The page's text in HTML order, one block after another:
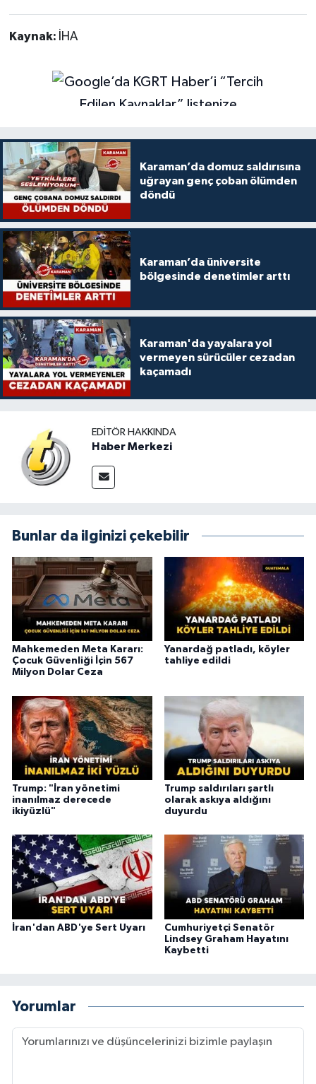
Kaynak: İHA
Karaman’da domuz saldırısına
uğrayan genç çoban ölümden
döndü
Karaman’da üniversite
bölgesinde denetimler arttı
Karaman'da yayalara yol
vermeyen sürücüler cezadan
kaçamadı
EDITÖR HAKKINDA
Haber Merkezi
Bunlar da ilginizi çekebilir
Mahkemeden Meta Kararı:
Çocuk Güvenliği İçin 567
Milyon Dolar Ceza
Yanardağ patladı, köyler
tahliye edildi
Trump: "İran yönetimi
inanılmaz derecede
ikiyüzlü"
Trump saldırıları şartlı
olarak askıya aldığını
duyurdu
İran'dan ABD'ye Sert Uyarı
Cumhuriyetçi Senatör
Lindsey Graham Hayatını
Kaybetti
Yorumlar